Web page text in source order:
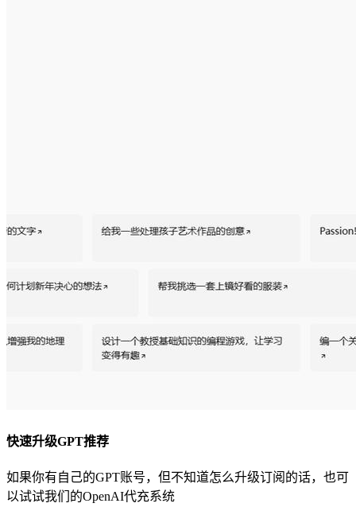
快速升级GPT推荐
如果你有自己的GPT账号，但不知道怎么升级订阅的话，也可
以试试我们的OpenAI代充系统